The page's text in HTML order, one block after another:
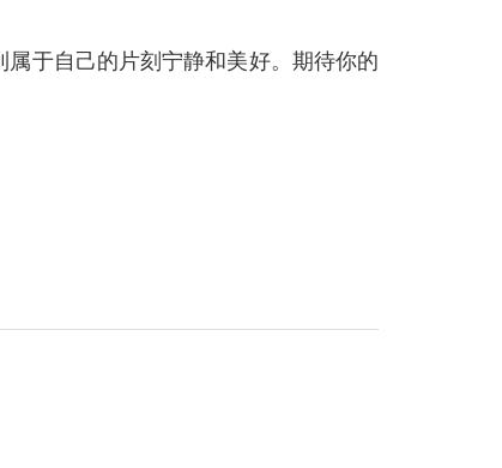
于自己的片刻宁静和美好。期待你的